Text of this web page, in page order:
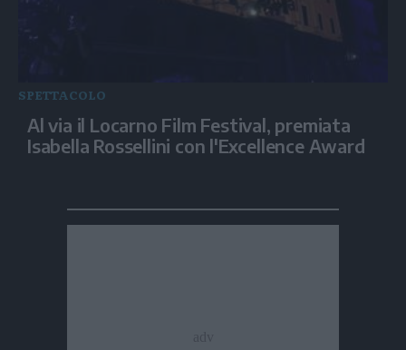
SPETTACOLO
Al via il Locarno Film Festival, premiata
Isabella Rossellini con l'Excellence Award